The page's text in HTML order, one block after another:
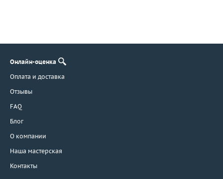
Онлайн-оценка
Оплата и доставка
Отзывы
FAQ
Блог
О компании
Наша мастерская
Контакты